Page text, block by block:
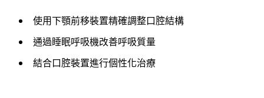
使用下顎前移裝置精確調整口腔結構
通過睡眠呼吸機改善呼吸質量
結合口腔裝置進行個性化治療